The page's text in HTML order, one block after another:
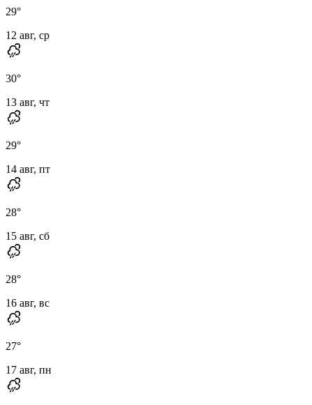
29°
12 авг, ср
30°
13 авг, чт
29°
14 авг, пт
28°
15 авг, сб
28°
16 авг, вс
27°
17 авг, пн